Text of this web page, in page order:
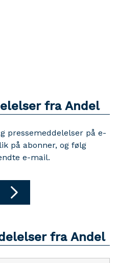
fra Andel
pressemeddelelser på e-
på abonner, og følg
e-mail.
fra Andel